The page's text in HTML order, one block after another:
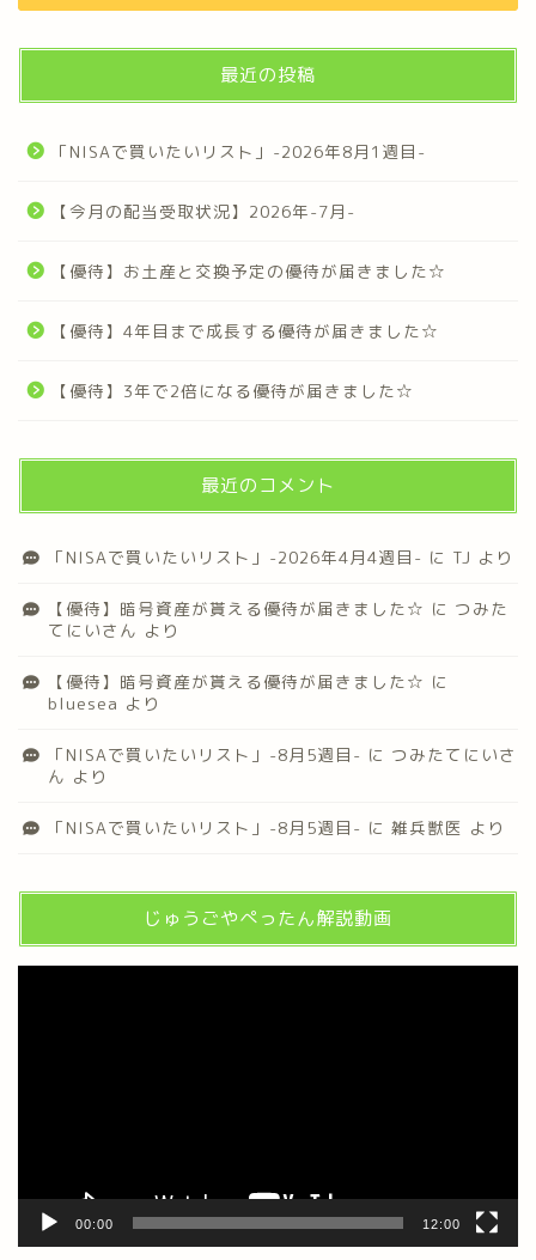
最近の投稿
「NISAで買いたいリスト」-2026年8月1週目-
【今月の配当受取状況】2026年-7月-
【優待】お土産と交換予定の優待が届きました☆
【優待】4年目まで成長する優待が届きました☆
【優待】3年で2倍になる優待が届きました☆
最近のコメント
「NISAで買いたいリスト」-2026年4月4週目- に TJ より
【優待】暗号資産が貰える優待が届きました☆ に つみた
てにいさん より
【優待】暗号資産が貰える優待が届きました☆ に
bluesea より
「NISAで買いたいリスト」-8月5週目- に つみたてにいさ
ん より
「NISAで買いたいリスト」-8月5週目- に 雑兵獣医 より
じゅうごやぺったん解説動画
00:00 12:00